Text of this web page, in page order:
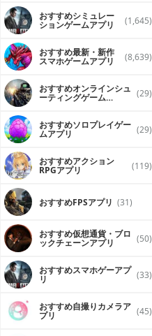
おすすめシミュレー
ションゲームアプリ (1,645)
おすすめ最新・新作
スマホゲームアプリ (8,639)
おすすめオンラインシュ
ーティングゲーム (29)
おすすめソロプレイゲー
ムアプリ (29)
おすすめアクション
RPGアプリ (119)
おすすめFPSアプリ (31)
おすすめ仮想通貨・ブロ
ックチェーンアプリ (50)
おすすめスマホゲーアプ
リ (33)
おすすめ自撮りカメラア
プリ (45)